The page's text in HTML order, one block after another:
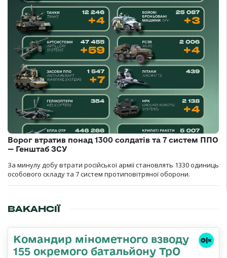
Ворог втратив понад 1300 солдатів та 7 систем ППО
— Генштаб ЗСУ
За минулу добу втрати російської армії становлять 1330 одиниць
особового складу та 7 систем протиповітряної оборони.
ВАКАНСІЇ
Командир мінометного взводу
155 окремого батальйону ТрО